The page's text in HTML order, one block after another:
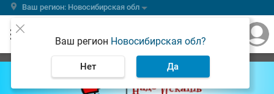
Ваш регион: Новосибирская обл
Ваш регион Новосибирская обл?
Нет Да